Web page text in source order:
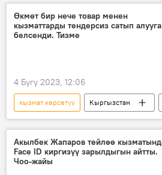
Өкмөт бир нече товар менен
кызматтарды тендерсиз сатып алууга
белсенди. Тизме
4 Бугу 2023, 12:06
кызмат көрсөтүү Кыргызстан
сатып алуу
товар
Акылбек Жапаров тейлөө
Face ID киргизүү зарылдыгын айтты.
Чоо-жайы